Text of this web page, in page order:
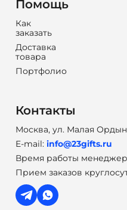
Помощь
Как
заказать
Доставка
товара
Портфолио
Контакты
Москва, ул. Малая
E-mail: info@23gifts.ru
Время работы
Прием заказов